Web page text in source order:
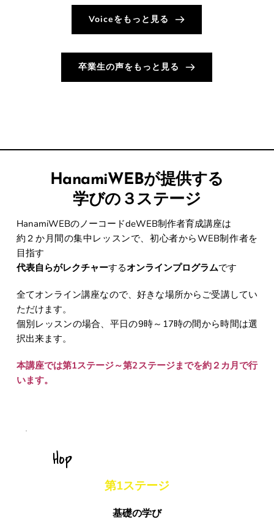
Voiceをもっと見る
卒業生の声をもっと見る
HanamiWEBが提供する
学びの３ステージ
HanamiWEBのノーコードdeWEB制作者育成講座は
約２か月間の集中レッスンで、初心者からWEB制作者を
目指す
代表自らがレクチャーするオンラインプログラムです
全てオンライン講座なので、好きな場所からご受講してい
ただけます。
個別レッスンの場合、平日の9時～17時の間から時間は選
択出来ます。
本講座では第1ステージ～第2ステージまでを約２カ月で行
います。
Hop
第1ステージ
基礎の学び